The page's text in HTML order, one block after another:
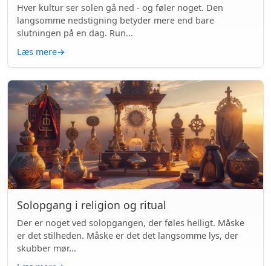
Hver kultur ser solen gå ned - og føler noget. Den
langsomme nedstigning betyder mere end bare
slutningen på en dag. Run...
Læs mere→
Solopgang i religion og ritual
Der er noget ved solopgangen, der føles helligt. Måske
er det stilheden. Måske er det det langsomme lys, der
skubber mør...